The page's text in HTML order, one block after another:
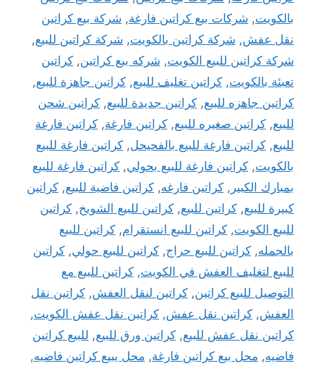
بالكويت, شركات بيع كراتين فارغة, شركة بيع كراتين
نقل عفش, شركة كراتين بالكويت, شركة كراتين للبيع,
شركة كراتين للبيع الكويت, شركه بيع كراتين, كراتين
تعبئة بالكويت, كراتين تغليف للبيع, كراتين جاهزة للبيع,
كراتين جاهزه للبيع, كراتين جديدة للبيع, كراتين شحن
للبيع, كراتين صغيره للبيع, كراتين فارغة, كراتين فارغة
للبيع, كراتين فارغة للبيع بالفحيحل, كراتين فارغة للبيع
بالكويت, كراتين فارغة للبيع بحولي, كراتين فارغة للبيع
بمبارك الكبير , كراتين فارغه, كراتين فاضية للبيع, كراتين
كبيرة للبيع, كراتين للبيع, كراتين للبيع الشويخ, كراتين
للبيع الكويت, كراتين للبيع انستقرام, كراتين للبيع
بالجمله, كراتين للبيع حراج, كراتين للبيع حولي, كراتين
للبيع لتغليف العفش في الكويت, كراتين للبيع مع
التوصيل للبيع كراتين, كراتين لنقل العفش, كراتين نقل
العفش, كراتين نقل عفش, كراتين نقل عفش الكويت,
كراتين نقل عفش للبيع, كراتين ورق للبيع, للبيع كراتين
فاضيه, محل بيع كراتين فارغة, محل يبيع كراتين فاضيه,